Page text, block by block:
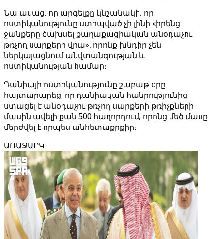
Նա ասաց, որ արգելքը կնշանակի, որ
ոստիկանությունը ստիպված չի լինի «իրենց
ջանքերը ծախսել քաղաքացիական անօդաչու
թռչող սարքերի վրա», որոնք խնդիր չեն
ներկայացնում անվտանգության և
ոստիկանության համար։
Դանիայի ոստիկանությունը շաբաթ օրը
հայտարարեց, որ դանիական հանրությունից
ստացել է անօդաչու թռչող սարքերի թռիչքների
մասին ավելի քան 500 հաղորդում, որոնց մեծ մասը
մերժվել է որպես անհետաքրքիր։
ԱՌԱՋԱՐԿ